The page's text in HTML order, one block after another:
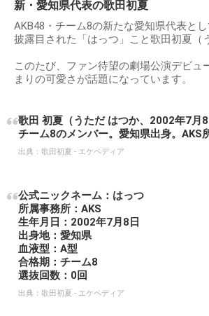
新・愛知県代表の歌田初夏
AKB48・チーム8の新たな愛知県代表と
披露目された「はっつ」こと歌田初夏（
このたび、ファン待望の劇場公演デビュ
まりの可愛さが話題になっています。
歌田 初夏（うただ はつか、2002年7月
チーム8のメンバー。愛知県出身。AKS
出典： 歌田初夏 - エケペディア
公式ニックネーム：はっつ
所属事務所：AKS
生年月日：2002年7月8日
出身地：愛知県
血液型：A型
合格期：チーム8
選抜回数：0回
出典： 歌田初夏 - エケペディア